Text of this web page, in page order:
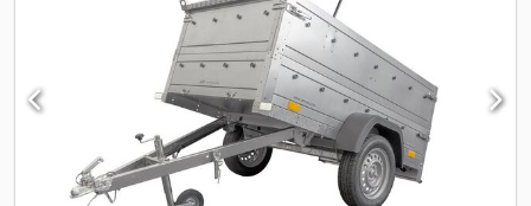
Dimenzije sanduka: 2.510 x 1.310 x 500 mm Pneumatici: 14 inča
Visina utovara: 530 mm Bez preklopnog prednjeg zida Sa
osnovnim bočnim zidovima visine 500 mm Sa drveno-
aluminijumskim poklopcem sa ogradom Unutrašnja visina ispod
poklopca: 65 cm Uključuje dozvolu za 100 km/h V-tim središnji
vučni disel, toplo pocinkovan uranjanjem 13-polni priključak
Cjdpfx Aogh Nqveblerf Pod od šperploče debljine 15 mm Bočne
stranice od eloksiranog aluminijuma Poklopac(e) sa uvučenim